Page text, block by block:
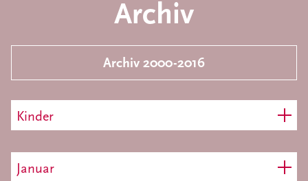
Archiv
Archiv 2000-2016
Kinder
Januar